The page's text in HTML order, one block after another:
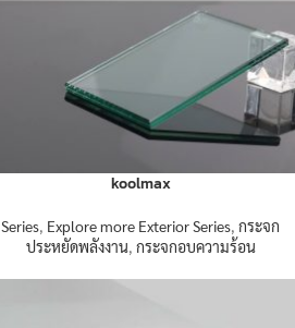
koolmax
Series, Explore more Exterior Series,กระจก
ประหยัดพลังงาน, กระจกอบความร้อน